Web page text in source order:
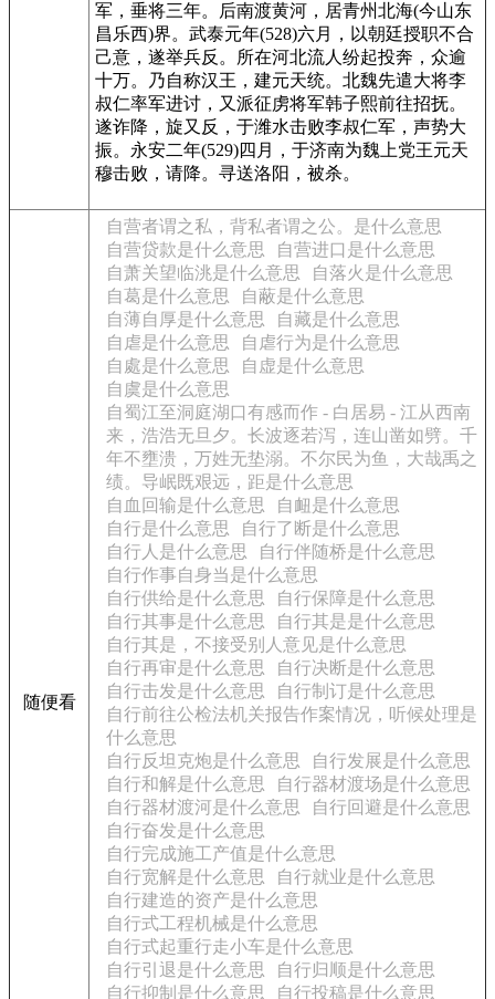
军，垂将三年。后南渡黄河，居青州北海(今山东
昌乐西)界。武泰元年(528)六月，以朝廷授职不合
己意，遂举兵反。所在河北流人纷起投奔，众逾
十万。乃自称汉王，建元天统。北魏先遣大将李
叔仁率军进讨，又派征虏将军韩子熙前往招抚。
遂诈降，旋又反，于潍水击败李叔仁军，声势大
振。永安二年(529)四月，于济南为魏上党王元天
穆击败，请降。寻送洛阳，被杀。
随便看
自营者谓之私，背私者谓之公。是什么意思
自营贷款是什么意思
自营进口是什么意思
自萧关望临洮是什么意思
自落火是什么意思
自葛是什么意思
自蔽是什么意思
自薄自厚是什么意思
自藏是什么意思
自虐是什么意思
自虐行为是什么意思
自處是什么意思
自虚是什么意思
自虞是什么意思
自蜀江至洞庭湖口有感而作 - 白居易 - 江从西南
来，浩浩无旦夕。长波逐若泻，连山凿如劈。千
年不壅溃，万姓无垫溺。不尔民为鱼，大哉禹之
绩。导岷既艰远，距是什么意思
自血回输是什么意思
自衄是什么意思
自行是什么意思
自行了断是什么意思
自行人是什么意思
自行伴随桥是什么意思
自行作事自身当是什么意思
自行供给是什么意思
自行保障是什么意思
自行其事是什么意思
自行其是是什么意思
自行其是，不接受别人意见是什么意思
自行再审是什么意思
自行决断是什么意思
自行击发是什么意思
自行制订是什么意思
自行前往公检法机关报告作案情况，听候处理是
什么意思
自行反坦克炮是什么意思
自行发展是什么意思
自行和解是什么意思
自行器材渡场是什么意思
自行器材渡河是什么意思
自行回避是什么意思
自行奋发是什么意思
自行完成施工产值是什么意思
自行宽解是什么意思
自行就业是什么意思
自行建造的资产是什么意思
自行式工程机械是什么意思
自行式起重行走小车是什么意思
自行引退是什么意思
自行归顺是什么意思
自行抑制是什么意思
自行投稿是什么意思